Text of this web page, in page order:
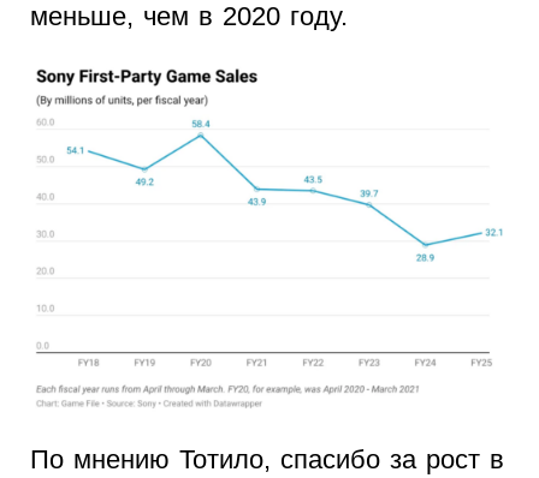
меньше, чем в 2020 году.
По мнению Тотило, спасибо за рост в